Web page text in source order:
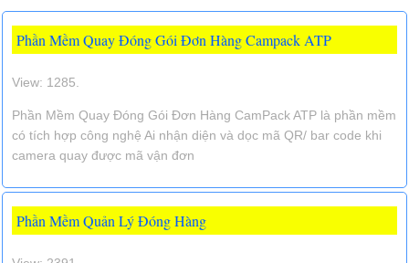
Phần Mềm Quay Đóng Gói Đơn Hàng Campack ATP
View: 1285.
Phần Mềm Quay Đóng Gói Đơn Hàng CamPack ATP là phần mềm
có tích hợp công nghệ Ai nhận diện và dọc mã QR/ bar code khi
camera quay được mã vận đơn
Phần Mềm Quản Lý Đóng Hàng